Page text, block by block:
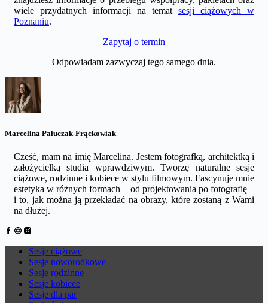
wiele przydatnych informacji na temat sesji ciążowych w
Poznaniu.
Zapytaj o termin
Odpowiadam zazwyczaj tego samego dnia.
Marcelina Pałuczak-Frąckowiak
Cześć, mam na imię Marcelina. Jestem fotografką, architektką i
założycielką studia wprawdziwym. Tworzę naturalne sesje
ciążowe, rodzinne i kobiece w stylu filmowym. Fascynuje mnie
estetyka w różnych formach – od projektowania po fotografię –
i to, jak można ją przekładać na obrazy, które zostaną z Wami
na dłużej.
Sesje ciążowe
Sesje noworodkowe
Sesje rodzinne
Sesje kobiece
Sesje dla par